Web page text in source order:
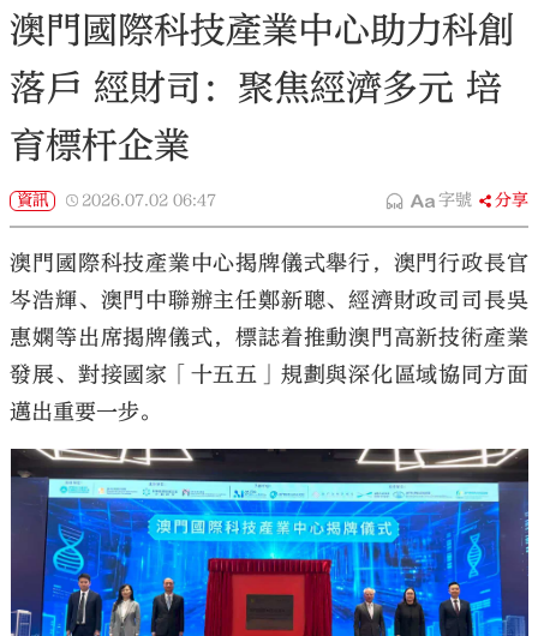
澳門國際科技產業中心助力科創
落戶 經財司：聚焦經濟多元 培
育標杆企業
資訊 2026.07.02 06:47 字號 分享
澳門國際科技產業中心揭牌儀式舉行，澳門行政長官
岑浩輝、澳門中聯辦主任鄭新聰、經濟財政司司長吳
惠嫻等出席揭牌儀式，標誌着推動澳門高新技術產業
發展、對接國家「十五五」規劃與深化區域協同方面
邁出重要一步。